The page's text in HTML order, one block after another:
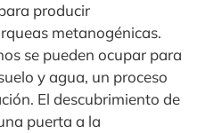
producir
metanogénicas.
se pueden ocupar para
y agua, un proceso
El descubrimiento de
puerta a la